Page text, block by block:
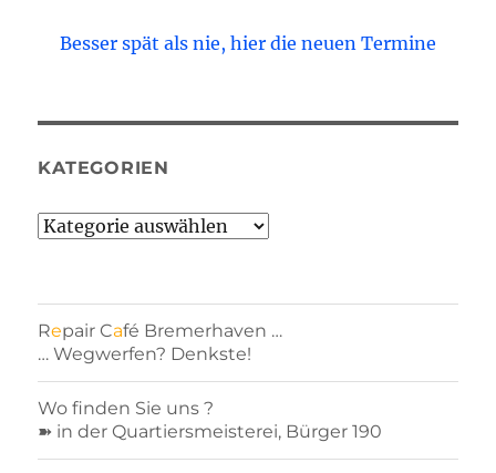
Besser spät als nie, hier die neuen Termine
KATEGORIEN
Kategorien
Repair Café Bremerhaven …
… Wegwerfen? Denkste!
Wo finden Sie uns ?
➽ in der Quartiersmeisterei, Bürger 190